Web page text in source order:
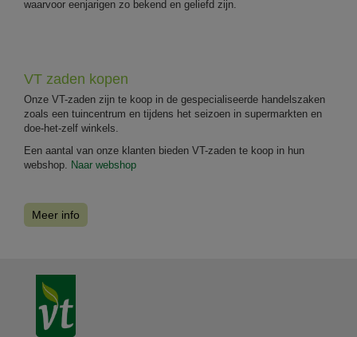
waarvoor eenjarigen zo bekend en geliefd zijn.
VT zaden kopen
Onze VT-zaden zijn te koop in de gespecialiseerde handelszaken
zoals een tuincentrum en tijdens het seizoen in supermarkten en
doe-het-zelf winkels.
Een aantal van onze klanten bieden VT-zaden te koop in hun
webshop.
Naar webshop
Meer info